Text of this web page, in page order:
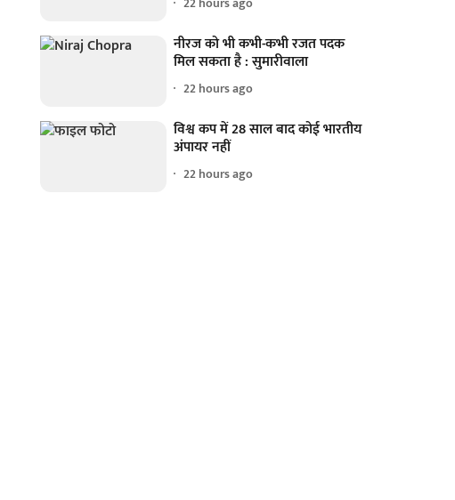
नीरज को भी कभी-कभी रजत पदक
मिल सकता है : सुमारीवाला
22 hours ago
विश्व कप में 28 साल बाद कोई भारतीय
अंपायर नहीं
22 hours ago